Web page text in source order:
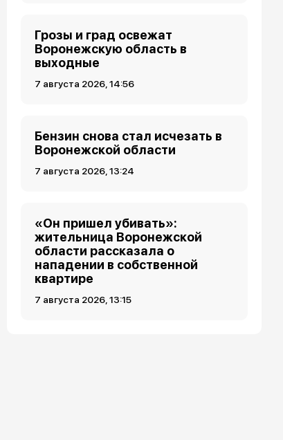
Грозы и град освежат
Воронежскую область в
выходные
7 августа 2026, 14:56
Бензин снова стал исчезать в
Воронежской области
7 августа 2026, 13:24
«Он пришел убивать»:
жительница Воронежской
области рассказала о
нападении в собственной
квартире
7 августа 2026, 13:15